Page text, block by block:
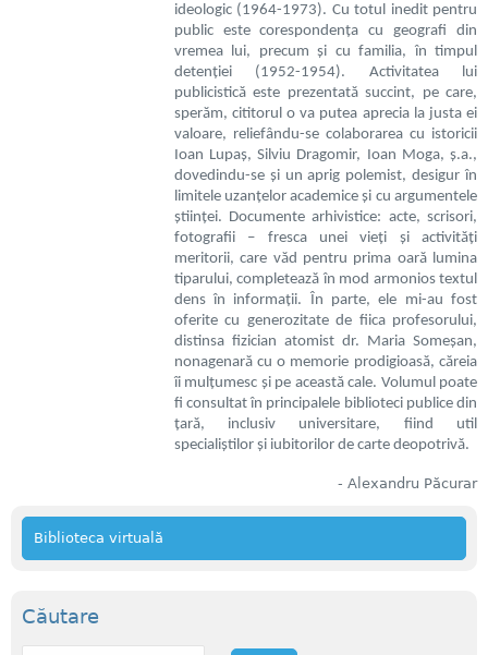
ideologic (1964-1973). Cu totul inedit pentru
public este corespondența cu geografi din
vremea lui, precum și cu familia, în timpul
detenției (1952-1954). Activitatea lui
publicistică este prezentată succint, pe care,
sperăm, cititorul o va putea aprecia la justa ei
valoare, reliefându-se colaborarea cu istoricii
Ioan Lupaș, Silviu Dragomir, Ioan Moga, ș.a.,
dovedindu-se și un aprig polemist, desigur în
limitele uzanțelor academice și cu argumentele
științei. Documente arhivistice: acte, scrisori,
fotografii – fresca unei vieți și activități
meritorii, care văd pentru prima oară lumina
tiparului, completează în mod armonios textul
dens în informații. În parte, ele mi-au fost
oferite cu generozitate de fiica profesorului,
distinsa fizician atomist dr. Maria Someșan,
nonagenară cu o memorie prodigioasă, căreia
îi mulțumesc și pe această cale. Volumul poate
fi consultat în principalele biblioteci publice din
țară, inclusiv universitare, fiind util
specialiștilor și iubitorilor de carte deopotrivă.
- Alexandru Păcurar
Biblioteca virtuală
Căutare
C